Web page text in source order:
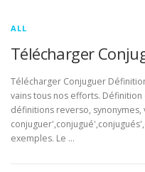
ALL
Télécharger
Télécharger Conjuguer
vains tous nos efforts.
définitions reverso, synonymes,
exemples. Le …